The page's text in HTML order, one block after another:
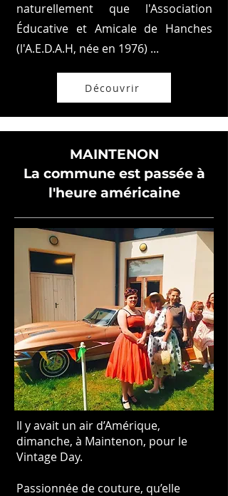
naturellement que l'Association
Éducative et Amicale de Hanches
(l'A.E.D.A.H, née en 1976) ...
Découvrir
MAINTENON
La commune est passée à
l'heure américaine
Il y avait un air d’Amérique,
dimanche, à Maintenon, pour le
Vintage Day.
Passionnée de couture, qu’elle